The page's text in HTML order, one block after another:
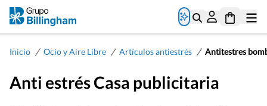
Inicio / Ocio y Aire Libre / Artículos antiestrés / Antitestres
Anti estrés Casa publicitaria